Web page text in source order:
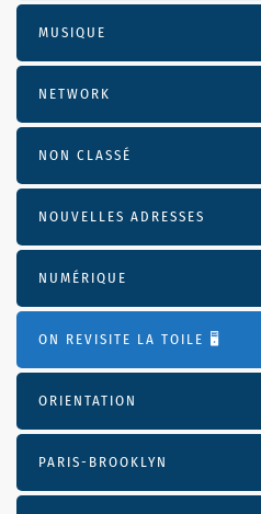
MUSIQUE
NETWORK
NON CLASSÉ
NOUVELLES ADRESSES
NUMÉRIQUE
ON REVISITE LA TOILE 🖥️
ORIENTATION
PARIS-BROOKLYN